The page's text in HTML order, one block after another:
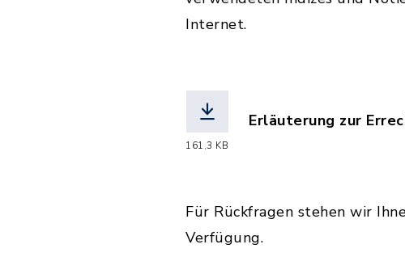
Internet.
161,3 KB
Erläuterung zur
Für Rückfragen stehen wir
Verfügung.